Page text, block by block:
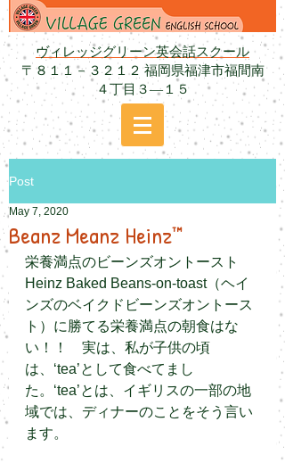
ヴィレッジグリーン英会話スクール
〒８１１－３２１２ 福岡県福津市福間南
４丁目３―１５
Post
Beanz Meanz Heinz™
May 7, 2020
栄養満点のビーンズオントースト
Heinz Baked Beans-on-toast（ヘイ
ンズのベイクドビーンズオントース
ト）に勝てる栄養満点の朝食はな
い！！ 実は、私が子供の頃
は、 ‘tea’として食べてまし
た。‘tea’とは、 イギリスの一部の地
域では、ディナーのことをそう言い
ます。